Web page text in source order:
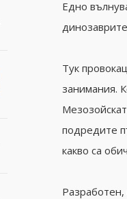
Едно
Тук
занимания.
подредите
какво са